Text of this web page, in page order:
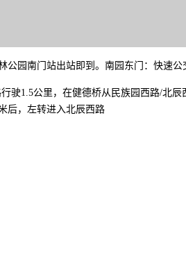
公园南门站出站即到。南园东门：快速
驶1.5公里，在健德桥从民族园西路/北
后，左转进入北辰西路